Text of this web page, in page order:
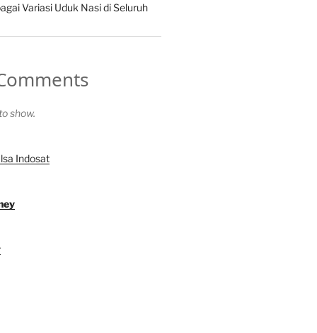
Variasi Uduk Nasi di Seluruh
show.
Indosat